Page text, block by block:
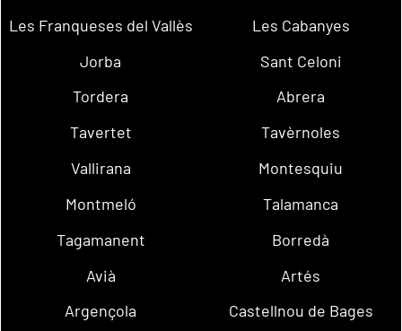
Les Franqueses del Vallès
Les Cabanyes
Jorba
Sant Celoni
Tordera
Abrera
Tavertet
Tavèrnoles
Vallirana
Montesquiu
Montmeló
Talamanca
Tagamanent
Borredà
Avià
Artés
Argençola
Castellnou de Bages